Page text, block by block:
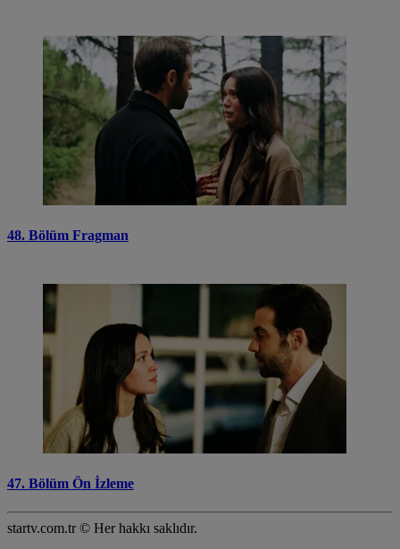
48. Bölüm Fragman
47. Bölüm Ön İzleme
startv.com.tr © Her hakkı saklıdır.